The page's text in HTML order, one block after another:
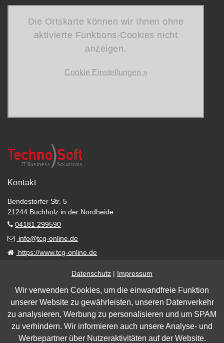
Die Ortskarte können wir Ihnen ohne
aktivierte Funktions-Cookies nicht
anzeigen.
Cookie Einstellungen »
Kontakt
Bendestorfer Str. 5
21244 Buchholz in der Nordheide
04181 299590
info@tcg-online.de
https://www.tcg-online.de
Mo.–Fr. 08:00–12:30, 13:30–17:00 Uhr
Impressum | Datenschutz
Barrierefreiheit
Datenschutz | Impressum
Wir verwenden Cookies, um die einwandfreie Funktion
unserer Website zu gewährleisten, unseren Datenverkehr
zu analysieren, Werbung zu personalisieren und um SPAM
zu verhindern. Wir informieren auch unsere Analyse- und
Werbepartner über Nutzeraktivitäten auf der Website.